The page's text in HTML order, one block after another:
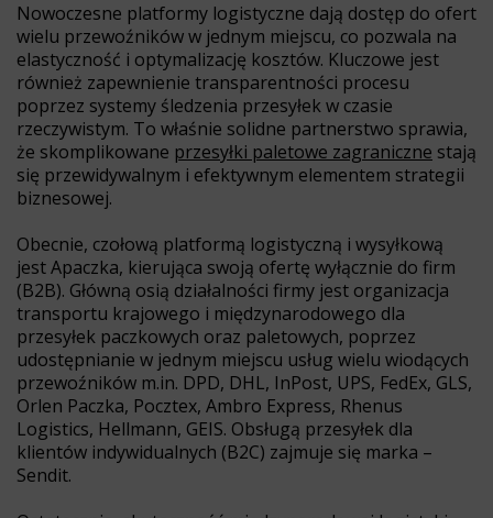
Nowoczesne platformy logistyczne dają dostęp do ofert
wielu przewoźników w jednym miejscu, co pozwala na
elastyczność i optymalizację kosztów. Kluczowe jest
również zapewnienie transparentności procesu
poprzez systemy śledzenia przesyłek w czasie
rzeczywistym. To właśnie solidne partnerstwo sprawia,
że skomplikowane przesyłki paletowe zagraniczne stają
się przewidywalnym i efektywnym elementem strategii
biznesowej.
Obecnie, czołową platformą logistyczną i wysyłkową
jest Apaczka, kierująca swoją ofertę wyłącznie do firm
(B2B). Główną osią działalności firmy jest organizacja
transportu krajowego i międzynarodowego dla
przesyłek paczkowych oraz paletowych, poprzez
udostępnianie w jednym miejscu usług wielu wiodących
przewoźników m.in. DPD, DHL, InPost, UPS, FedEx, GLS,
Orlen Paczka, Pocztex, Ambro Express, Rhenus
Logistics, Hellmann, GEIS. Obsługą przesyłek dla
klientów indywidualnych (B2C) zajmuje się marka –
Sendit.